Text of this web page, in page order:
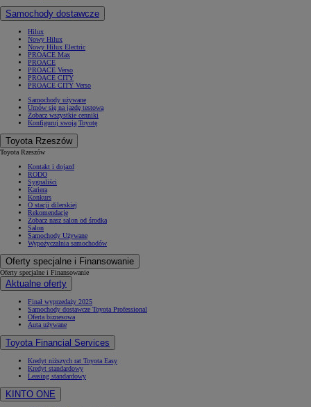
Samochody dostawcze
Hilux
Nowy Hilux
Nowy Hilux Electric
PROACE Max
PROACE
PROACE Verso
PROACE CITY
PROACE CITY Verso
Samochody używane
Umów się na jazdę testową
Zobacz wszystkie cenniki
Konfiguruj swoją Toyotę
Toyota Rzeszów
Toyota Rzeszów
Kontakt i dojazd
RODO
Sygnaliści
Kariera
Konkurs
O stacji dilerskiej
Rekomendacje
Zobacz nasz salon od środka
Salon
Samochody Używane
Wypożyczalnia samochodów
Oferty specjalne i Finansowanie
Oferty specjalne i Finansowanie
Aktualne oferty
Finał wyprzedaży 2025
Samochody dostawcze Toyota Professional
Oferta biznesowa
Auta używane
Toyota Financial Services
Kredyt niższych rat Toyota Easy
Kredyt standardowy
Leasing standardowy
KINTO ONE